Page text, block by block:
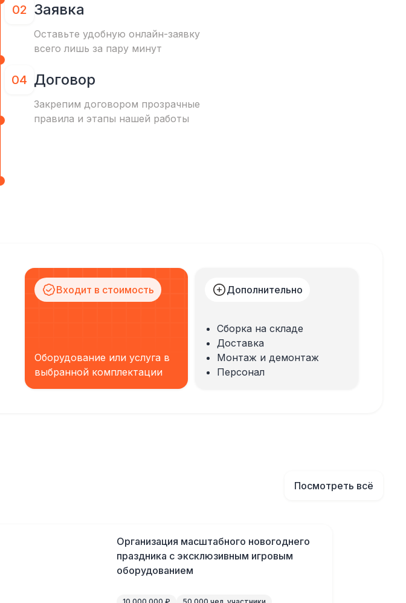
02 Заявка
Оставьте удобную онлайн-заявку
всего лишь за пару минут
04 Договор
Закрепим договором прозрачные
правила и этапы нашей работы
Входит в стоимость
Оборудование или услуга в
выбранной комплектации
Дополнительно
Сборка на складе
Доставка
Монтаж и демонтаж
Персонал
Посмотреть всё
Организация масштабного новогоднего
праздника с эксклюзивным игровым
оборудованием